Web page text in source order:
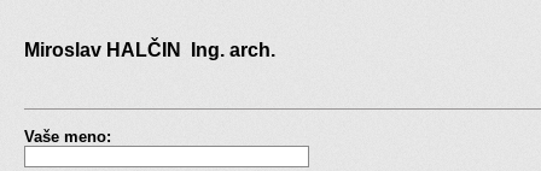
Miroslav HALČIN Ing. arch.
Vaše meno: